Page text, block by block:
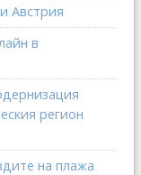
Австрия
в
регион
на плажа